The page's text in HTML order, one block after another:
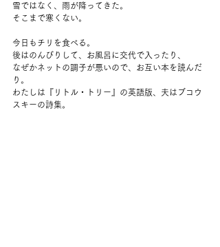
雪ではなく、雨が降ってきた。
そこまで寒くない。
今日もチリを食べる。
後はのんびりして、お風呂に交代で入ったり、
なぜかネットの調子が悪いので、お互い本を読んだ
り。
わたしは『リトル・トリー』の英語版、夫はブコウ
スキーの詩集。